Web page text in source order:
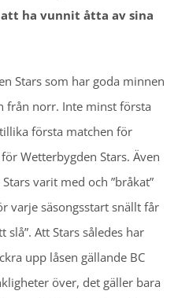
ha vunnit åtta av sina
Stars som har goda minnen
från norr. Inte minst första
första matchen för
Wetterbygden Stars. Även
varit med och ”bråkat”
varje säsongsstart snällt får
slå”. Att Stars således har
upp låsen gällande BC
över, det gäller bara